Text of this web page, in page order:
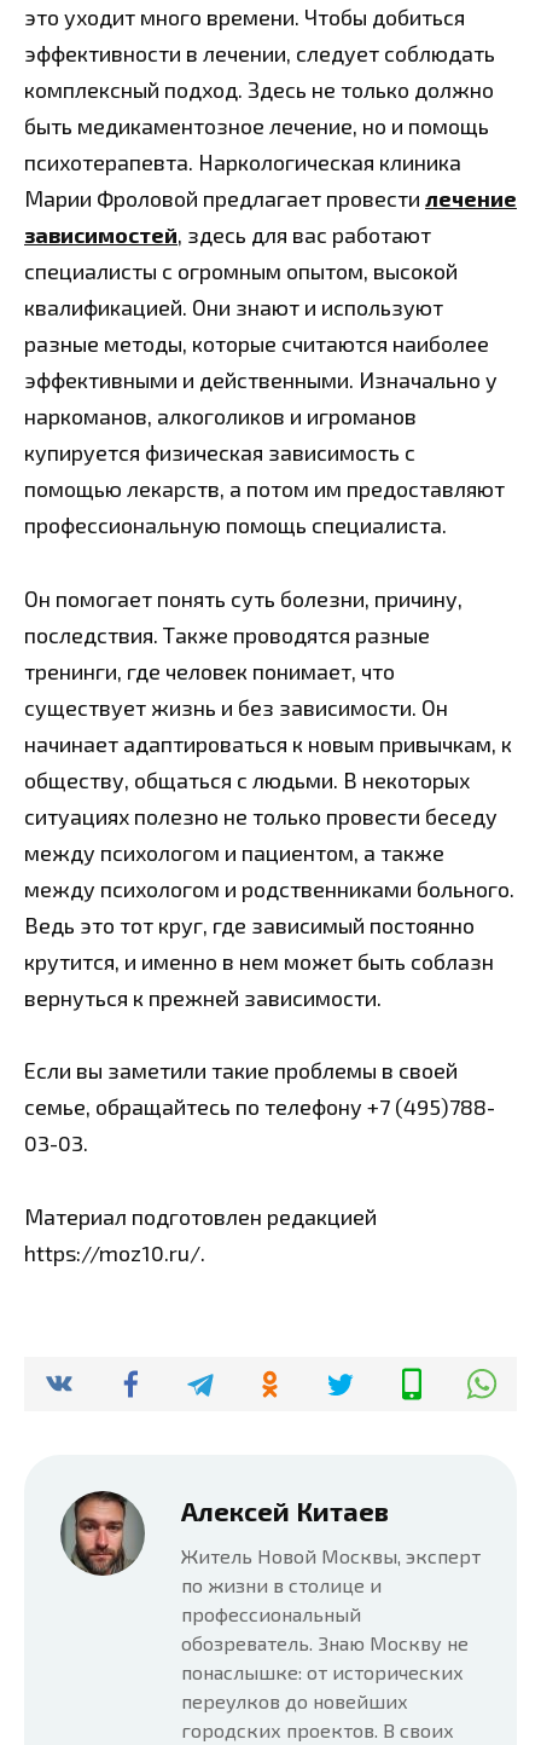
это уходит много времени. Чтобы добиться
эффективности в лечении, следует соблюдать
комплексный подход. Здесь не только должно
быть медикаментозное лечение, но и помощь
психотерапевта. Наркологическая клиника
Марии Фроловой предлагает провести лечение
зависимостей, здесь для вас работают
специалисты с огромным опытом, высокой
квалификацией. Они знают и используют
разные методы, которые считаются наиболее
эффективными и действенными. Изначально у
наркоманов, алкоголиков и игроманов
купируется физическая зависимость с
помощью лекарств, а потом им предоставляют
профессиональную помощь специалиста.
Он помогает понять суть болезни, причину,
последствия. Также проводятся разные
тренинги, где человек понимает, что
существует жизнь и без зависимости. Он
начинает адаптироваться к новым привычкам, к
обществу, общаться с людьми. В некоторых
ситуациях полезно не только провести беседу
между психологом и пациентом, а также
между психологом и родственниками больного.
Ведь это тот круг, где зависимый постоянно
крутится, и именно в нем может быть соблазн
вернуться к прежней зависимости.
Если вы заметили такие проблемы в своей
семье, обращайтесь по телефону +7 (495)788-
03-03.
Материал подготовлен редакцией
https://moz10.ru/.
Алексей Китаев
Житель Новой Москвы, эксперт
по жизни в столице и
профессиональный
обозреватель. Знаю Москву не
понаслышке: от исторических
переулков до новейших
городских проектов. В своих